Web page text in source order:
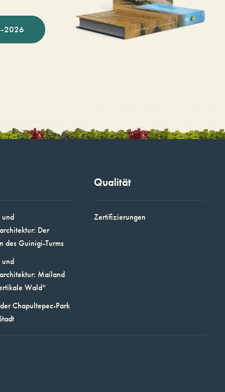
2026
Der
des Guinigi-Turms
Mailand
Wald“
Chapultepec-Park
Qualität
Zertifizierungen